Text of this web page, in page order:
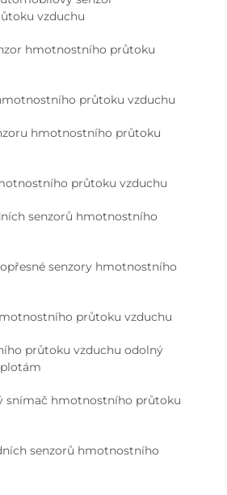
vzduchu
hmotnostního průtoku
průtoku vzduchu
hmotnostního průtoku
průtoku vzduchu
senzorů hmotnostního
senzory hmotnostního
průtoku vzduchu
průtoku vzduchu odolný
snímač hmotnostního průtoku
senzorů hmotnostního